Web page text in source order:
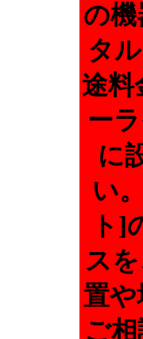
の
タ
途
ー
に
い
ト
ス
置
ご